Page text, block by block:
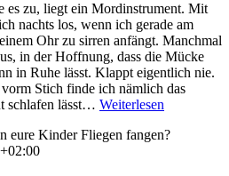
es zu, liegt ein Mordinstrument. Mit
nachts los, wenn ich gerade am
Ohr zu sirren anfängt. Manchmal
in der Hoffnung, dass die Mücke
in Ruhe lässt. Klappt eigentlich nie.
Stich finde ich nämlich das
schlafen lässt… Weiterlesen
eure Kinder Fliegen fangen?